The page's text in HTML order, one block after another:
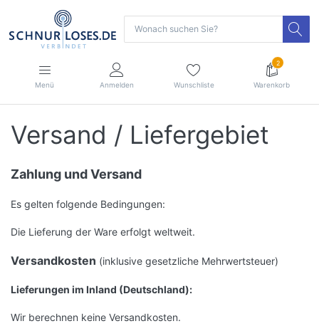
Menü Anmelden Wunschliste
2
Warenkorb
Versand / Liefergebiet
Zahlung und Versand
Es gelten folgende Bedingungen:
Die Lieferung der Ware erfolgt weltweit.
Versandkosten (inklusive gesetzliche Mehrwertsteuer)
Lieferungen im Inland (Deutschland):
Wir berechnen keine Versandkosten.